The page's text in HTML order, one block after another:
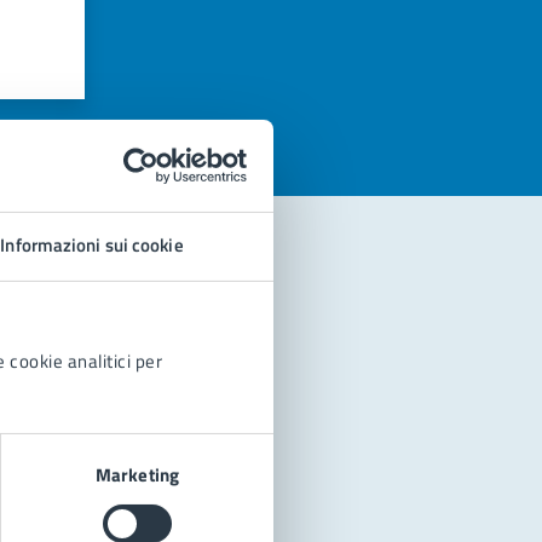
Informazioni sui cookie
cookie analitici per
Marketing